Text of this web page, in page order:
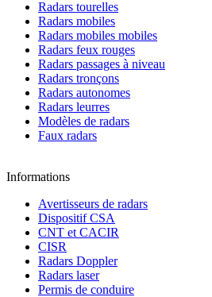
Radars tourelles
Radars mobiles
Radars mobiles mobiles
Radars feux rouges
Radars passages à niveau
Radars tronçons
Radars autonomes
Radars leurres
Modèles de radars
Faux radars
Informations
Avertisseurs de radars
Dispositif CSA
CNT et CACIR
CISR
Radars Doppler
Radars laser
Permis de conduire